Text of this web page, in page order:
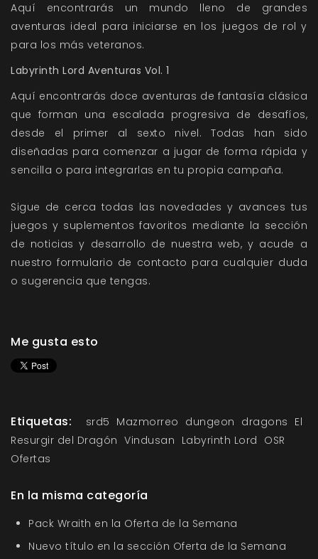
Aquí encontrarás un mundo lleno de grandes
aventuras ideal para iniciarse en los juegos de rol y
para los más veteranos.
Labyrinth Lord Aventuras Vol. 1
Aquí encontrarás doce aventuras de fantasía clásica
que forman una escalada progresiva de desafíos,
desde el primer al sexto nivel. Todas han sido
diseñadas para comenzar a jugar de forma rápida y
sencilla o para integrarlas en tu propia campaña.
Sigue de cerca todas las novedades y avances tus
juegos y suplementos favoritos mediante la sección
de noticias y desarrollo de nuestra web, y acude a
nuestroformulario de contacto para cualquier duda
o sugerencia que tengas.
Me gusta esto
Etiquetas: srd5 Mazmorreo dungeon dragons El
Resurgir del Dragón Vindusan Labyrinth Lord OSR
Ofertas
En la misma categoría
Pack Wraith en la Oferta de la Semana
Nuevo título en la sección Oferta de la Semana